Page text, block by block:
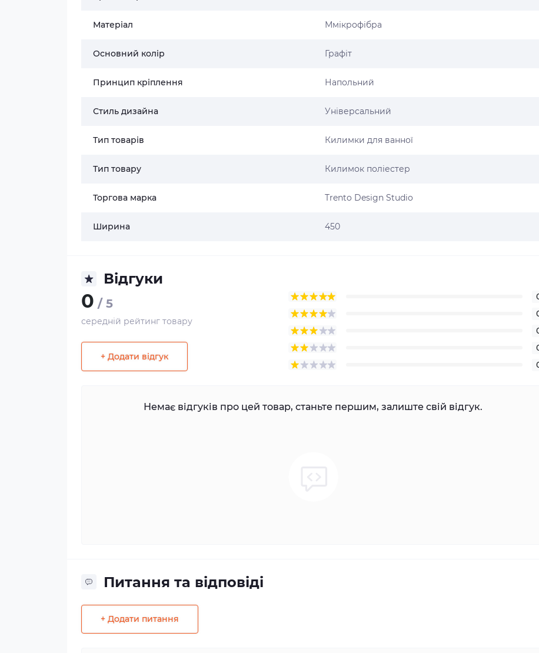
Матеріал Ммікрофібра
Основний колір Графіт
Принцип кріплення Напольний
Стиль дизайна Універсальний
Тип товарів Килимки для ванної
Тип товару Килимок поліестер
Торгова марка Trento Design Studio
Ширина 450
Відгуки
0 / 5
середній рейтинг товару
+ Додати відгук
Немає відгуків про цей товар, станьте першим, залиште свій відгук.
Питання та відповіді
+ Додати питання